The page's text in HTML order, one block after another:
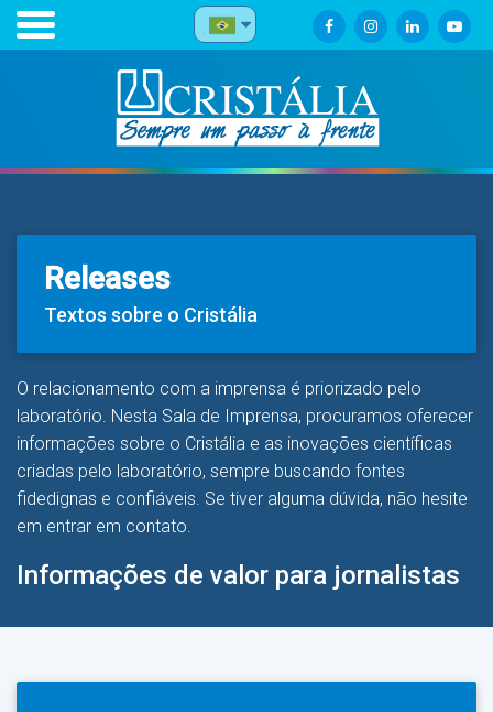
Releases
Textos sobre o Cristália
O relacionamento com a imprensa é priorizado pelo
laboratório. Nesta Sala de Imprensa, procuramos oferecer
informações sobre o Cristália e as inovações científicas
criadas pelo laboratório, sempre buscando fontes
fidedignas e confiáveis. Se tiver alguma dúvida, não hesite
em entrar em contato.
Informações de valor para jornalistas